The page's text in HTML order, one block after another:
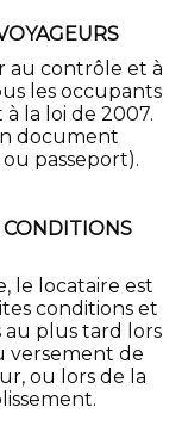
au contrôle et à
les occupants
la loi de 2007.
document
passeport).
CONDITIONS
le locataire est
conditions et
au plus tard lors
versement de
ou lors de la